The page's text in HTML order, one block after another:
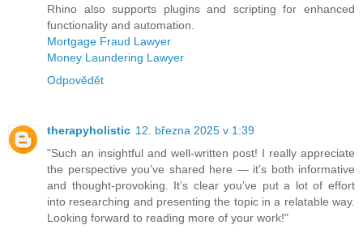
Rhino also supports plugins and scripting for enhanced
functionality and automation.
Mortgage Fraud Lawyer
Money Laundering Lawyer
Odpovědět
therapyholistic 12. března 2025 v 1:39
"Such an insightful and well-written post! I really appreciate
the perspective you’ve shared here — it’s both informative
and thought-provoking. It’s clear you’ve put a lot of effort
into researching and presenting the topic in a relatable way.
Looking forward to reading more of your work!"